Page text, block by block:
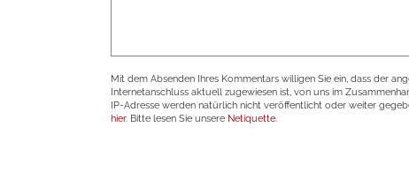
Mit dem Absenden Ihres Kommentars willigen Sie ein, dass der
Internetanschluss aktuell zugewiesen ist, von uns im
IP-Adresse werden natürlich nicht veröffentlicht oder weiter
hier. Bitte lesen Sie unsere Netiquette.